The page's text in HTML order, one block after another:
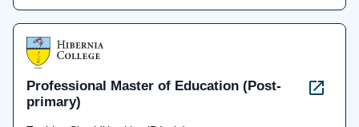
Professional Master of Education (Post-
primary)